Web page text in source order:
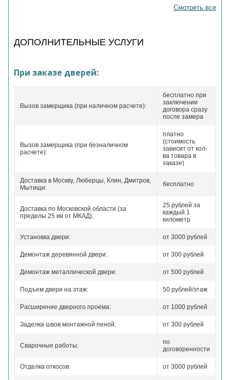
Смотреть все
ДОПОЛНИТЕЛЬНЫЕ УСЛУГИ
При заказе дверей:
Вызов замерщика (при наличном расчете):
бесплатно при
заключении
договора сразу
после замера
Вызов замерщика (при безналичном
расчете):
платно
(стоимость
зависит от кол-
ва товара в
заказе)
Доставка в Москву, Люберцы, Клин, Дмитров,
Мытищи:
бесплатно
Доставка по Московской области (за
пределы 25 км от МКАД):
25 рублей за
каждый 1
километр
Установка двери: от 3000 рублей
Демонтаж деревянной двери: от 300 рублей
Демонтаж металлической двери: от 500 рублей
Подъем двери на этаж: 50 рублей/этаж
Расширение дверного проема: от 1000 рублей
Заделка швов монтажной пеной: от 300 рублей
Сварочные работы:
по
договоренности
Отделка откосов: от 3000 рублей